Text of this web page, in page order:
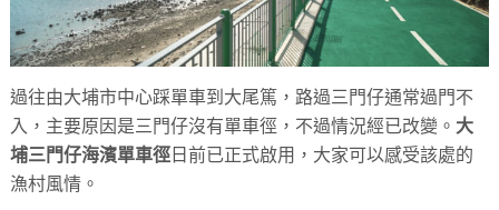
過往由大埔市中心踩單車到大尾篤，路過三門仔通常過門不
入，主要原因是三門仔沒有單車徑，不過情況經已改變。 大
埔三門仔海濱單車徑 日前已正式啟用，大家可以感受該處的
漁村風情。